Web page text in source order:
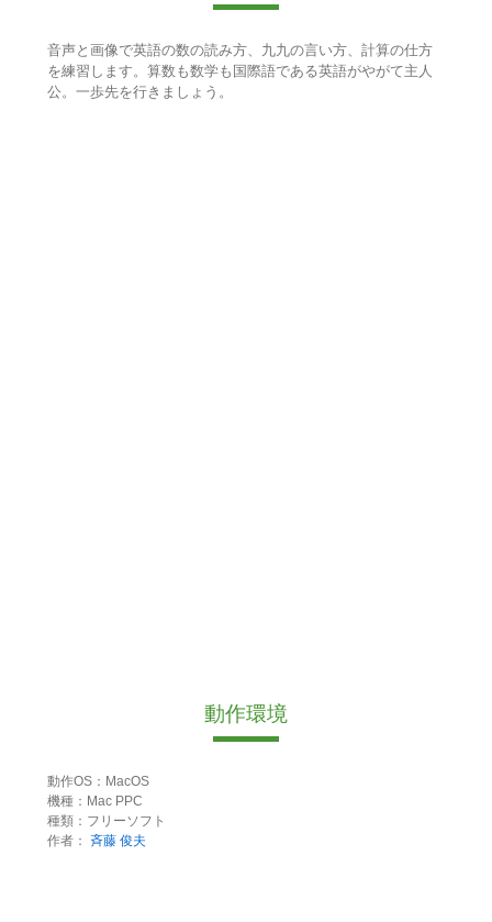
音声と画像で英語の数の読み方、九九の言い方、計算の仕方
を練習します。算数も数学も国際語である英語がやがて主人
公。一歩先を行きましょう。
動作環境
動作OS：MacOS
機種：Mac PPC
種類：フリーソフト
作者： 斉藤 俊夫